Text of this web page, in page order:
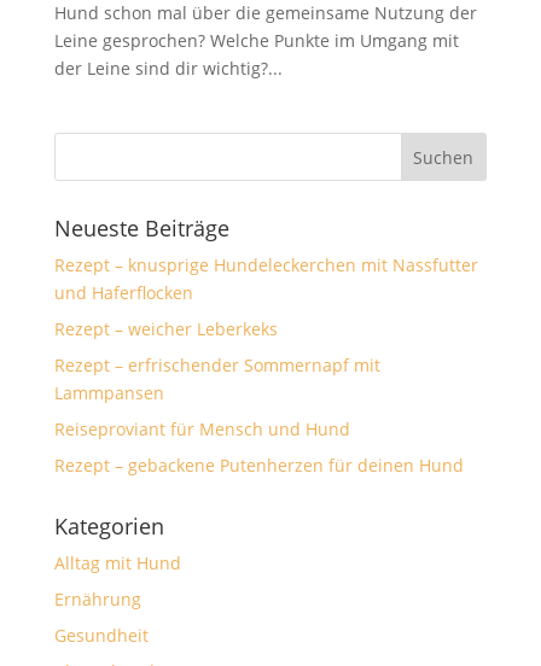
Hund schon mal über die gemeinsame Nutzung der
Leine gesprochen? Welche Punkte im Umgang mit
der Leine sind dir wichtig?...
Neueste Beiträge
Rezept – knusprige Hundeleckerchen mit Nassfutter
und Haferflocken
Rezept – weicher Leberkeks
Rezept – erfrischender Sommernapf mit
Lammpansen
Reiseproviant für Mensch und Hund
Rezept – gebackene Putenherzen für deinen Hund
Kategorien
Alltag mit Hund
Ernährung
Gesundheit